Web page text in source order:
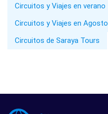
Circuitos y Viajes en verano
Circuitos y Viajes en Agosto
Circuitos de Saraya Tours